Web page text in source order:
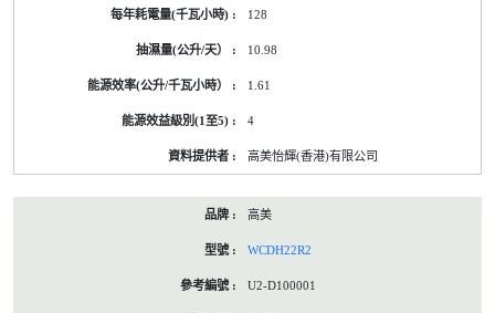
128
10.98
1.61
4
高美怡輝(香港)有限公司
高美
WCDH22R2
U2-D100001